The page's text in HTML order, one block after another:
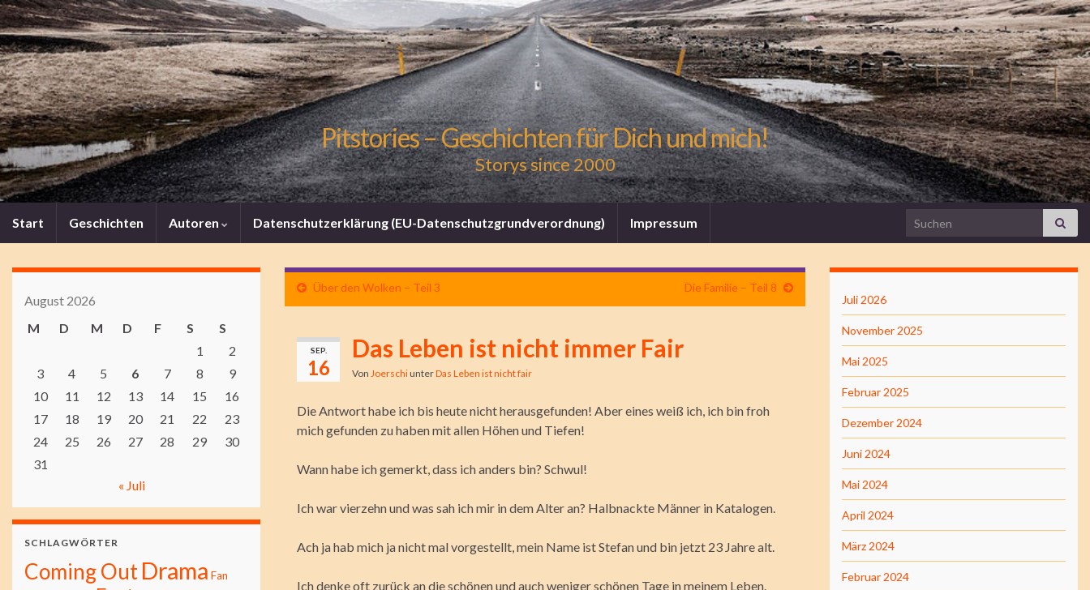
Pitstories – Geschichten für Dich und mich!
Storys since 2000
Start Geschichten Autoren Datenschutzerklärung (EU-Datenschutzgrundverordnung) Impressum Search for:
Über den Wolken – Teil 3 Die Familie – Teil 8
SEP.
16
Das Leben ist nicht immer Fair
Von JoerschiunterDas Leben ist nicht fair
Die Antwort habe ich bis heute nicht herausgefunden! Aber eines weiß ich, ich bin froh
mich gefunden zu haben mit allen Höhen und Tiefen!
Wann habe ich gemerkt, dass ich anders bin? Schwul!
Ich war vierzehn und was sah ich mir in dem Alter an? Halbnackte Männer in Katalogen.
Ach ja hab mich ja nicht mal vorgestellt, mein Name ist Stefan und bin jetzt 23 Jahre alt.
Ich denke oft zurück an die schönen und auch weniger schönen Tage in meinem Leben.
August 2026
M
D M D F S
S
1
2
3
4 5 6 7 8
9
10
11 12 13 14 15
16
17
18 19 20 21 22
23
24
25 26 27 28 29
30
31
« Juli
SCHLAGWÖRTER
Coming OutDrama Fan
Juli 2026
November 2025
Mai 2025
Februar 2025
Dezember 2024
Juni 2024
Mai 2024
April 2024
März 2024
Februar 2024